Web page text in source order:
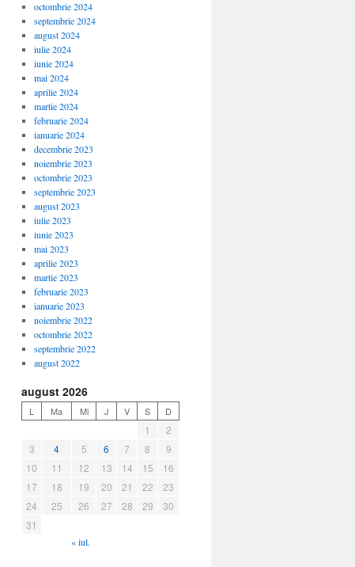
octombrie 2024
septembrie 2024
august 2024
iulie 2024
iunie 2024
mai 2024
aprilie 2024
martie 2024
februarie 2024
ianuarie 2024
decembrie 2023
noiembrie 2023
octombrie 2023
septembrie 2023
august 2023
iulie 2023
iunie 2023
mai 2023
aprilie 2023
martie 2023
februarie 2023
ianuarie 2023
noiembrie 2022
octombrie 2022
septembrie 2022
august 2022
august 2026
L Ma Mi J V S D
1
2
3
4 5 6 7 8
9
10
11 12 13 14 15
16
17
18 19 20 21 22
23
24
25 26 27 28 29
30
31
« iul.